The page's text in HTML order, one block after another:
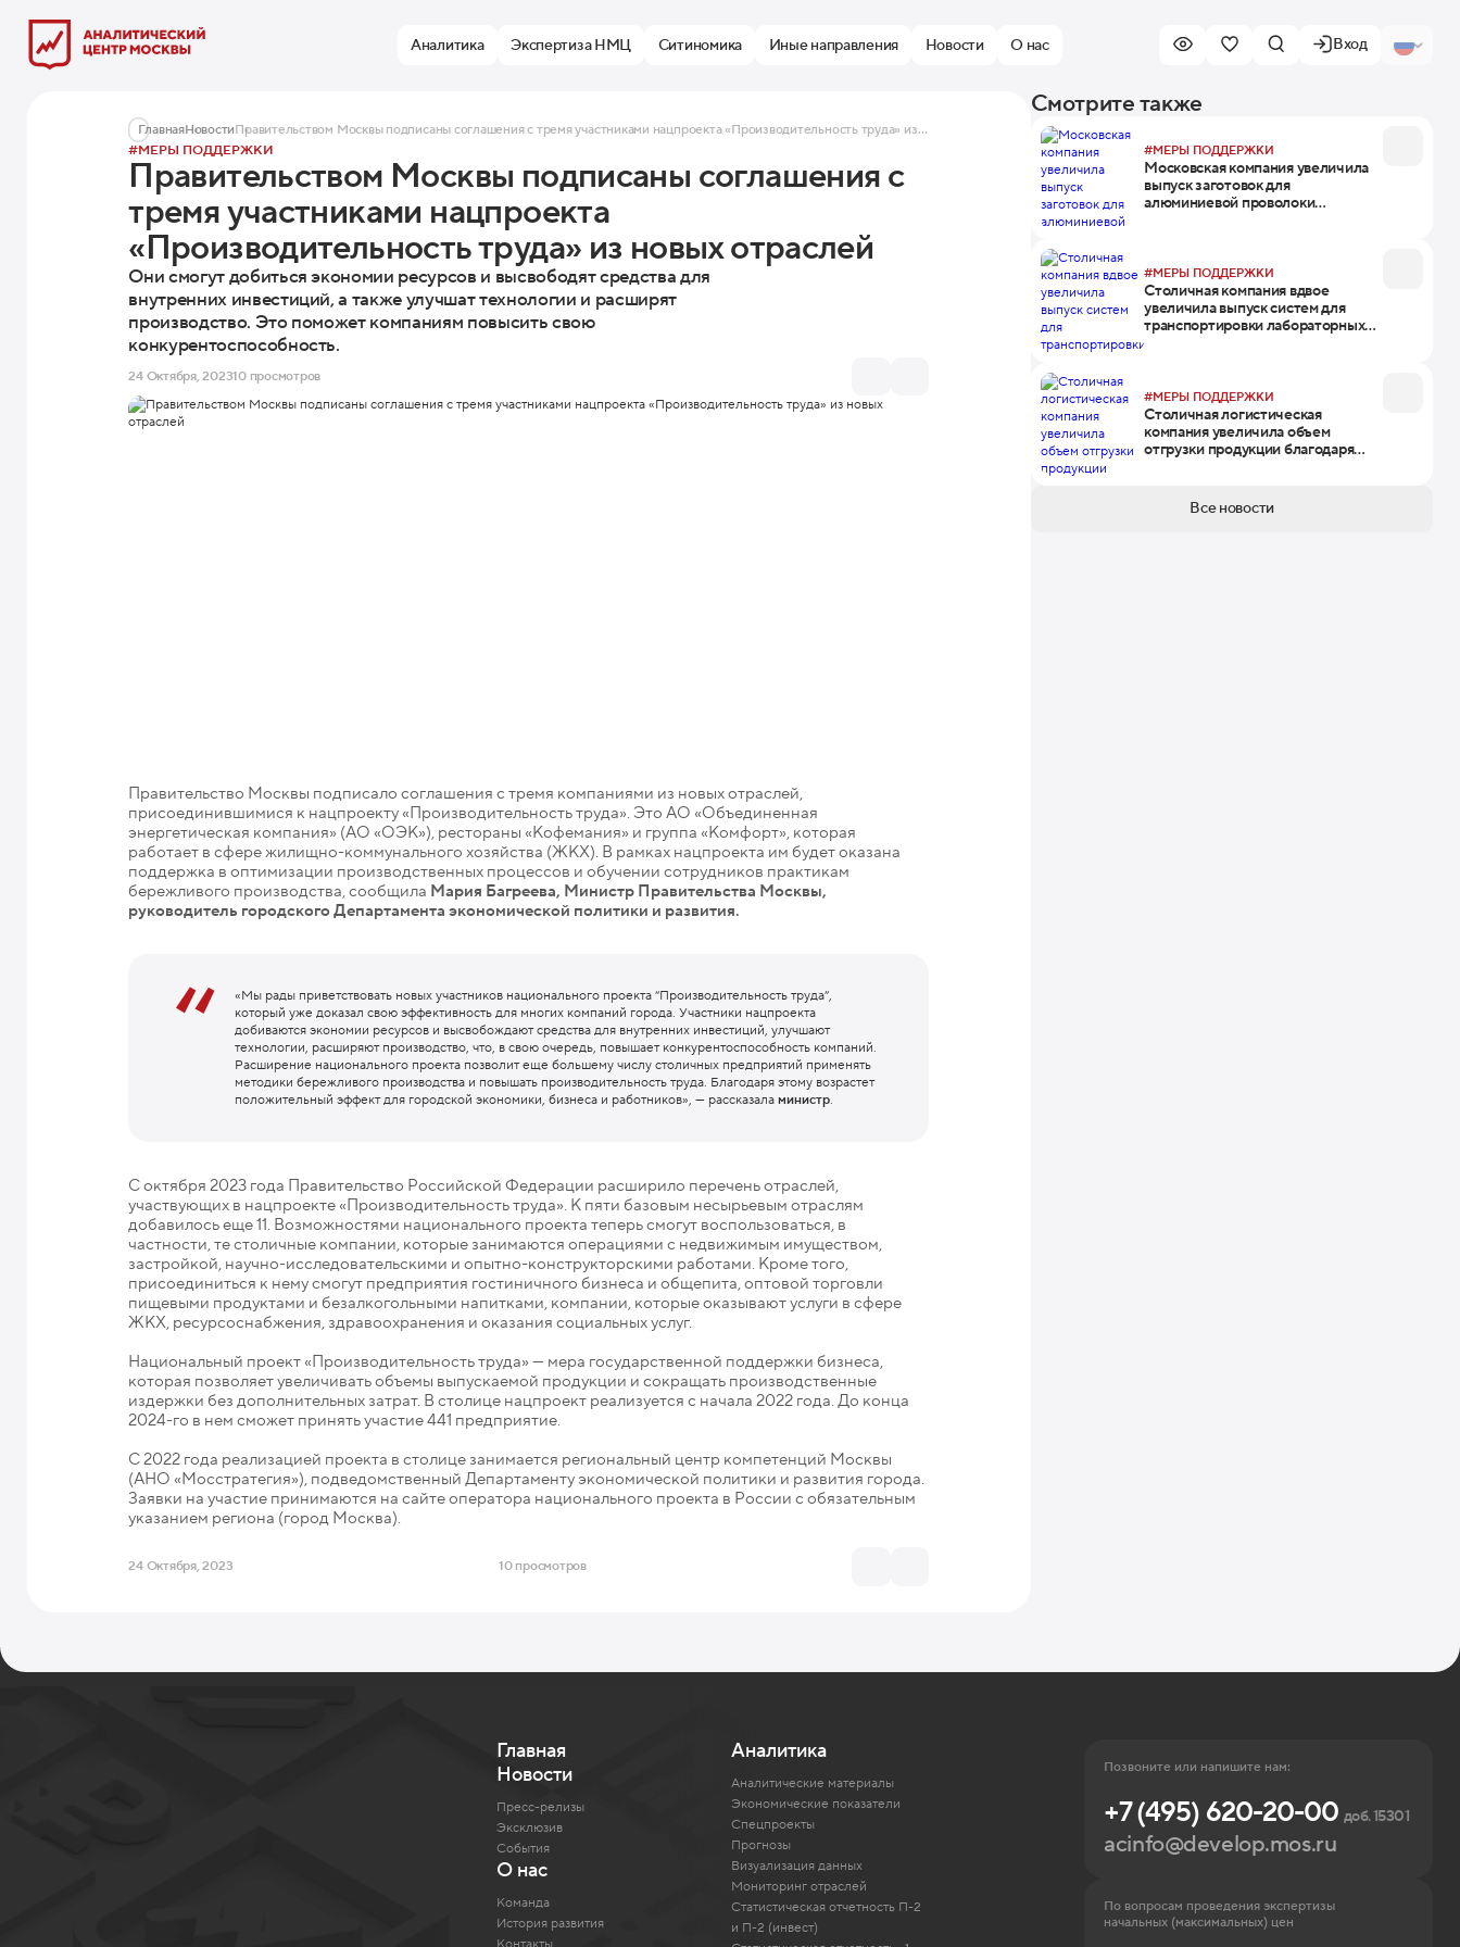
Аналитика Экспертиза НМЦ Ситиномика Иные направления Новости О нас Вход
ГлавнаяНовости Правительством Москвы подписаны соглашения с тремя участниками нацпроекта «Производительность труда» из новых отраслей
#МЕРЫ ПОДДЕРЖКИ
Правительством Москвы подписаны соглашения с
тремя участниками нацпроекта
«Производительность труда» из новых отраслей
Они смогут добиться экономии ресурсов и высвободят средства для
внутренних инвестиций, а также улучшат технологии и расширят
производство. Это поможет компаниям повысить свою
конкурентоспособность.
24 Октября, 202310 просмотров
Правительство Москвы подписало соглашения с тремя компаниями из новых отраслей,
присоединившимися к нацпроекту «Производительность труда». Это АО «Объединенная
энергетическая компания» (АО «ОЭК»), рестораны «Кофемания» и группа «Комфорт», которая
работает в сфере жилищно-коммунального хозяйства (ЖКХ). В рамках нацпроекта им будет оказана
поддержка в оптимизации производственных процессов и обучении сотрудников практикам
бережливого производства, сообщила Мария Багреева, Министр Правительства Москвы,
руководитель городского Департамента экономической политики и развития.
«Мы рады приветствовать новых участников национального проекта “Производительность труда”,
который уже доказал свою эффективность для многих компаний города. Участники нацпроекта
добиваются экономии ресурсов и высвобождают средства для внутренних инвестиций, улучшают
технологии, расширяют производство, что, в свою очередь, повышает конкурентоспособность компаний.
Расширение национального проекта позволит еще большему числу столичных предприятий применять
методики бережливого производства и повышать производительность труда. Благодаря этому возрастет
положительный эффект для городской экономики, бизнеса и работников», — рассказаламинистр.
С октября 2023 года Правительство Российской Федерации расширило перечень отраслей,
участвующих в нацпроекте «Производительность труда». К пяти базовым несырьевым отраслям
добавилось еще 11. Возможностями национального проекта теперь смогут воспользоваться, в
частности, те столичные компании, которые занимаются операциями с недвижимым имуществом,
застройкой, научно-исследовательскими и опытно-конструкторскими работами. Кроме того,
присоединиться к нему смогут предприятия гостиничного бизнеса и общепита, оптовой торговли
пищевыми продуктами и безалкогольными напитками, компании, которые оказывают услуги в сфере
ЖКХ, ресурсоснабжения, здравоохранения и оказания социальных услуг.
Национальный проект «Производительность труда» — мера государственной поддержки бизнеса,
которая позволяет увеличивать объемы выпускаемой продукции и сокращать производственные
издержки без дополнительных затрат. В столице нацпроект реализуется с начала 2022 года. До конца
2024-го в нем сможет принять участие 441 предприятие.
С 2022 года реализацией проекта в столице занимается региональный центр компетенций Москвы
(АНО «Мосстратегия»), подведомственный Департаменту экономической политики и развития города.
Заявки на участие принимаются на сайте оператора национального проекта в России с обязательным
указанием региона (город Москва).
24 Октября, 2023 10 просмотров
Смотрите также
#МЕРЫ ПОДДЕРЖКИ
Московская компания увеличила
выпуск заготовок для
алюминиевой проволоки
#МЕРЫ ПОДДЕРЖКИ
Столичная компания вдвое
увеличила выпуск систем для
транспортировки лабораторных
#МЕРЫ ПОДДЕРЖКИ
Столичная логистическая
компания увеличила объем
отгрузки продукции благодаря
Все новости
Главная
Новости
Пресс-релизы
Эксклюзив
События
О нас
Команда
История развития
Аналитика
Аналитические материалы
Экономические показатели
Спецпроекты
Прогнозы
Визуализация данных
Мониторинг отраслей
Статистическая отчетность П-2
и П-2 (инвест)
Позвоните или напишите нам:
+7 (495) 620-20-00 доб. 15301
acinfo@develop.mos.ru
По вопросам проведения экспертизы
начальных (максимальных) цен